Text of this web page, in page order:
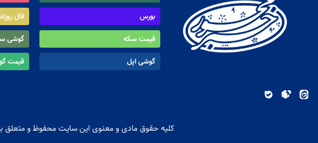
بورس
فال
قیمت سکه
گوشی
گوشی اپل
قیمت
کلیه حقوق مادی و معنوی این سایت محفوظ و متعلق